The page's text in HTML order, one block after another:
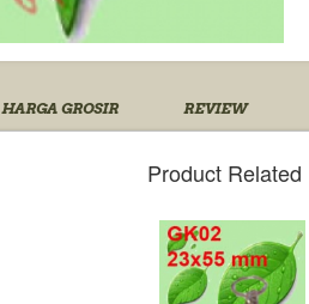
HARGA GROSIR REVIEW
Product Related